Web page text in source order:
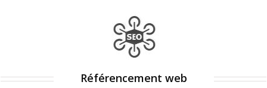
Référencement web